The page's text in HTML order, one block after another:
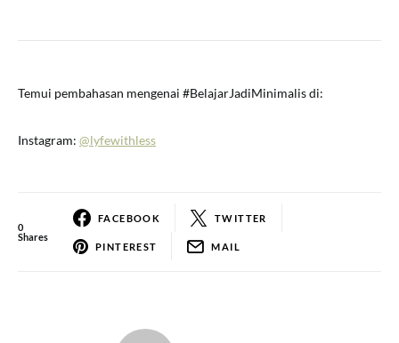
Temui pembahasan mengenai #BelajarJadiMinimalis di:
Instagram: @lyfewithless
0
Shares
FACEBOOK TWITTER
PINTEREST MAIL